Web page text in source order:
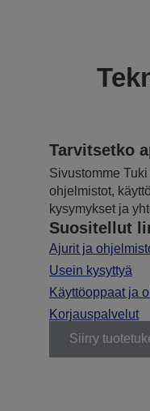
Tarvitsetko
Sivustomme
ohjelmistot,
kysymykset ja
Suositellut
Ajurit ja
Usein kysyttyä
Käyttöoppaat ja
Korjauspalvelut
Siirry